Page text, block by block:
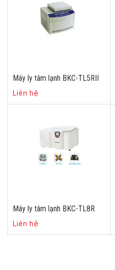
Máy ly tâm lạnh BKC-TL5RII
Liên hệ
Máy ly tâm lạnh BKC-TL8R
Liên hệ